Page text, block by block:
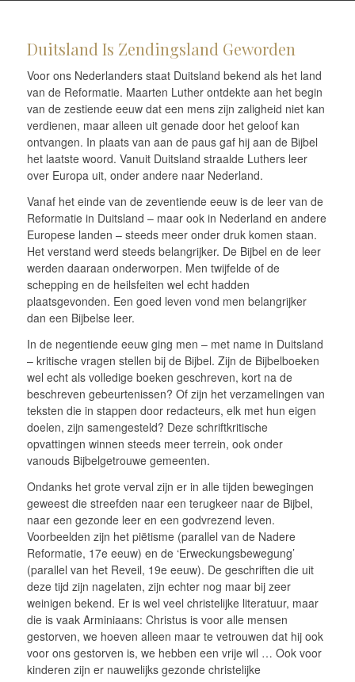
Duitsland Is Zendingsland Geworden
Voor ons Nederlanders staat Duitsland bekend als het land
van de Reformatie. Maarten Luther ontdekte aan het begin
van de zestiende eeuw dat een mens zijn zaligheid niet kan
verdienen, maar alleen uit genade door het geloof kan
ontvangen. In plaats van aan de paus gaf hij aan de Bijbel
het laatste woord. Vanuit Duitsland straalde Luthers leer
over Europa uit, onder andere naar Nederland.
Vanaf het einde van de zeventiende eeuw is de leer van de
Reformatie in Duitsland – maar ook in Nederland en andere
Europese landen – steeds meer onder druk komen staan.
Het verstand werd steeds belangrijker. De Bijbel en de leer
werden daaraan onderworpen. Men twijfelde of de
schepping en de heilsfeiten wel echt hadden
plaatsgevonden. Een goed leven vond men belangrijker
dan een Bijbelse leer.
In de negentiende eeuw ging men – met name in Duitsland
– kritische vragen stellen bij de Bijbel. Zijn de Bijbelboeken
wel echt als volledige boeken geschreven, kort na de
beschreven gebeurtenissen? Of zijn het verzamelingen van
teksten die in stappen door redacteurs, elk met hun eigen
doelen, zijn samengesteld? Deze schriftkritische
opvattingen winnen steeds meer terrein, ook onder
vanouds Bijbelgetrouwe gemeenten.
Ondanks het grote verval zijn er in alle tijden bewegingen
geweest die streefden naar een terugkeer naar de Bijbel,
naar een gezonde leer en een godvrezend leven.
Voorbeelden zijn het piëtisme (parallel van de Nadere
Reformatie, 17e eeuw) en de ‘Erweckungsbewegung’
(parallel van het Reveil, 19e eeuw). De geschriften die uit
deze tijd zijn nagelaten, zijn echter nog maar bij zeer
weinigen bekend. Er is wel veel christelijke literatuur, maar
die is vaak Arminiaans: Christus is voor alle mensen
gestorven, we hoeven alleen maar te vetrouwen dat hij ook
voor ons gestorven is, we hebben een vrije wil … Ook voor
kinderen zijn er nauwelijks gezonde christelijke